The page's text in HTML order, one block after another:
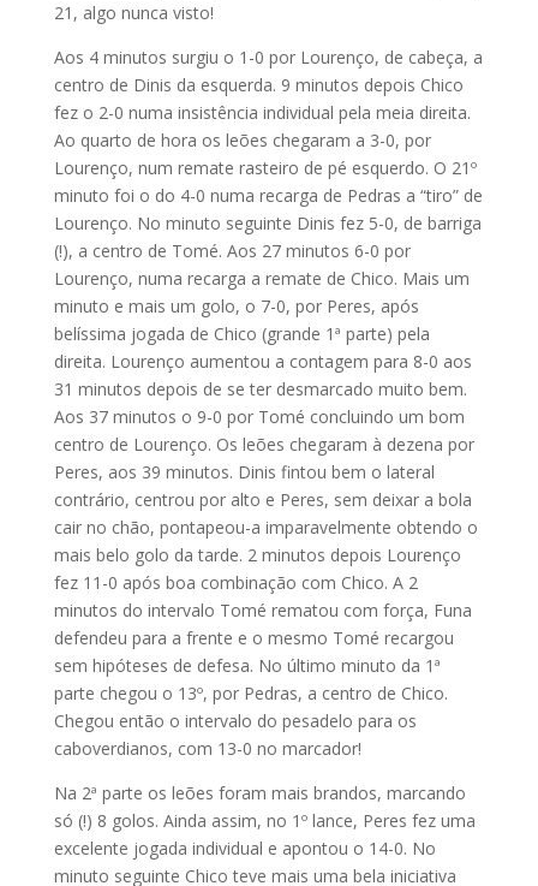
21, algo nunca visto!
Aos 4 minutos surgiu o 1-0 por Lourenço, de cabeça, a
centro de Dinis da esquerda. 9 minutos depois Chico
fez o 2-0 numa insistência individual pela meia direita.
Ao quarto de hora os leões chegaram a 3-0, por
Lourenço, num remate rasteiro de pé esquerdo. O 21º
minuto foi o do 4-0 numa recarga de Pedras a “tiro” de
Lourenço. No minuto seguinte Dinis fez 5-0, de barriga
(!), a centro de Tomé. Aos 27 minutos 6-0 por
Lourenço, numa recarga a remate de Chico. Mais um
minuto e mais um golo, o 7-0, por Peres, após
belíssima jogada de Chico (grande 1ª parte) pela
direita. Lourenço aumentou a contagem para 8-0 aos
31 minutos depois de se ter desmarcado muito bem.
Aos 37 minutos o 9-0 por Tomé concluindo um bom
centro de Lourenço. Os leões chegaram à dezena por
Peres, aos 39 minutos. Dinis fintou bem o lateral
contrário, centrou por alto e Peres, sem deixar a bola
cair no chão, pontapeou-a imparavelmente obtendo o
mais belo golo da tarde. 2 minutos depois Lourenço
fez 11-0 após boa combinação com Chico. A 2
minutos do intervalo Tomé rematou com força, Funa
defendeu para a frente e o mesmo Tomé recargou
sem hipóteses de defesa. No último minuto da 1ª
parte chegou o 13º, por Pedras, a centro de Chico.
Chegou então o intervalo do pesadelo para os
caboverdianos, com 13-0 no marcador!
Na 2ª parte os leões foram mais brandos, marcando
só (!) 8 golos. Ainda assim, no 1º lance, Peres fez uma
excelente jogada individual e apontou o 14-0. No
minuto seguinte Chico teve mais uma bela iniciativa